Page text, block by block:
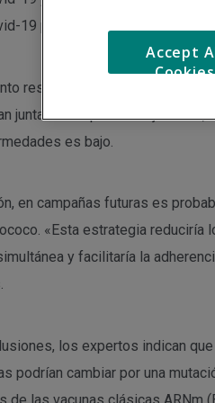
19 para 2023.
resalta que sería prudente
juntarlas en personas
es bajo.
en campañas futuras es
«Esta estrategia
y facilitaría la
los expertos indican
podrían cambiar por una
de las vacunas clásicas ARNm
Accept
Cookies